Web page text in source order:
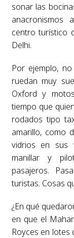
sonar las
anacronismos
centro turístico
Delhi.
Por ejemplo,
ruedan muy
Oxford y
tiempo que
rodados tipo
amarillo, como
vidrios en sus
manillar y
pasajeros.
turistas. Cosas
¿En qué
en que el
Royces en lotes